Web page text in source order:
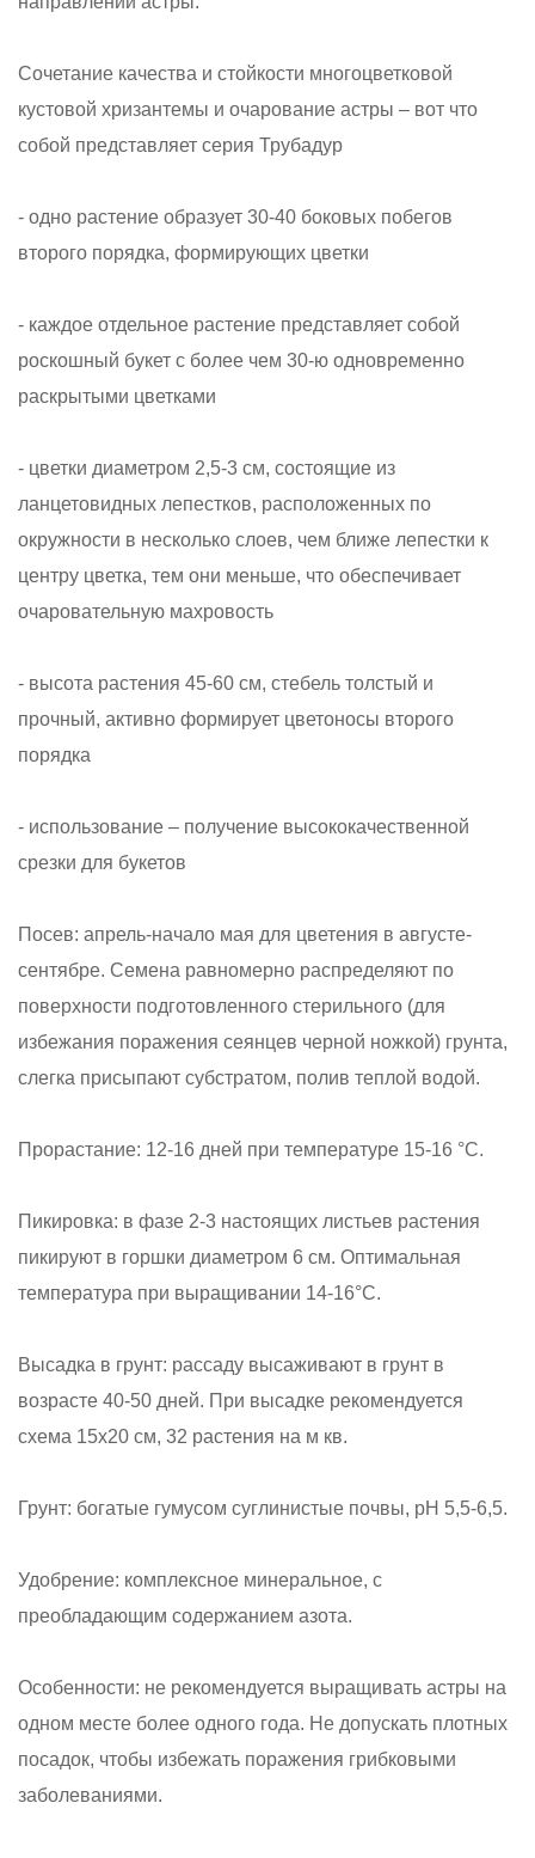
Сочетание качества и стойкости многоцветковой
кустовой хризантемы и очарование астры – вот что
собой представляет серия Трубадур
- одно растение образует 30-40 боковых побегов
второго порядка, формирующих цветки
- каждое отдельное растение представляет собой
роскошный букет с более чем 30-ю одновременно
раскрытыми цветками
- цветки диаметром 2,5-3 см, состоящие из
ланцетовидных лепестков, расположенных по
окружности в несколько слоев, чем ближе лепестки к
центру цветка, тем они меньше, что обеспечивает
очаровательную махровость
- высота растения 45-60 см, стебель толстый и
прочный, активно формирует цветоносы второго
порядка
- использование – получение высококачественной
срезки для букетов
Посев: апрель-начало мая для цветения в августе-
сентябре. Семена равномерно распределяют по
поверхности подготовленного стерильного (для
избежания поражения сеянцев черной ножкой) грунта,
слегка присыпают субстратом, полив теплой водой.
Прорастание: 12-16 дней при температуре 15-16 °С.
Пикировка: в фазе 2-3 настоящих листьев растения
пикируют в горшки диаметром 6 см. Оптимальная
температура при выращивании 14-16°С.
Высадка в грунт: рассаду высаживают в грунт в
возрасте 40-50 дней. При высадке рекомендуется
схема 15x20 см, 32 растения на м кв.
Грунт: богатые гумусом суглинистые почвы, рН 5,5-6,5.
Удобрение: комплексное минеральное, с
преобладающим содержанием азота.
Особенности: не рекомендуется выращивать астры на
одном месте более одного года. Не допускать плотных
посадок, чтобы избежать поражения грибковыми
заболеваниями.